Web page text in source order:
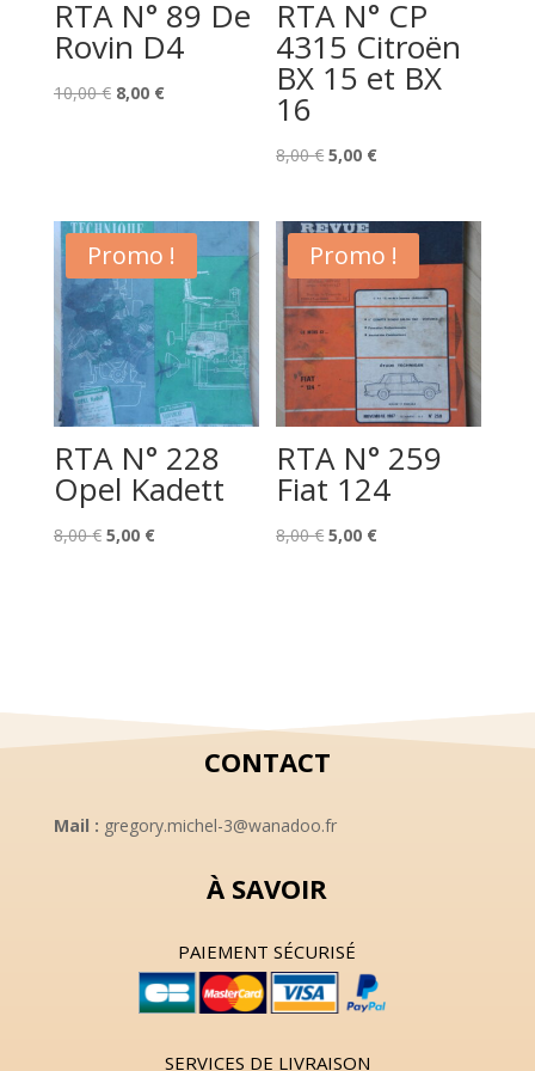
RTA N° 89 De
Rovin D4
10,00€ Le
10,00 €.
8,00 €Le
8,00 €.
RTA N° CP
4315 Citroën
BX 15 et BX
16
8,00€ Le
initial
était :
8,00 €.
5,00 €Le
actuel
est :
5,00 €.
Promo !
RTA N° 228
Opel Kadett
8,00€ Le
5,00 €Le
Promo !
RTA N° 259
Fiat 124
8,00€ Le
5,00 €Le
CONTACT
Mail : gregory.michel-3@wanadoo.fr
À SAVOIR
PAIEMENT SÉCURISÉ
SERVICES DE LIVRAISON